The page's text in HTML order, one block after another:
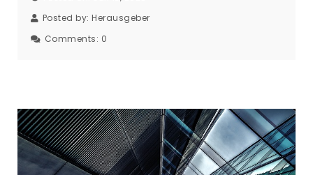
Posted by: Herausgeber
Comments: 0